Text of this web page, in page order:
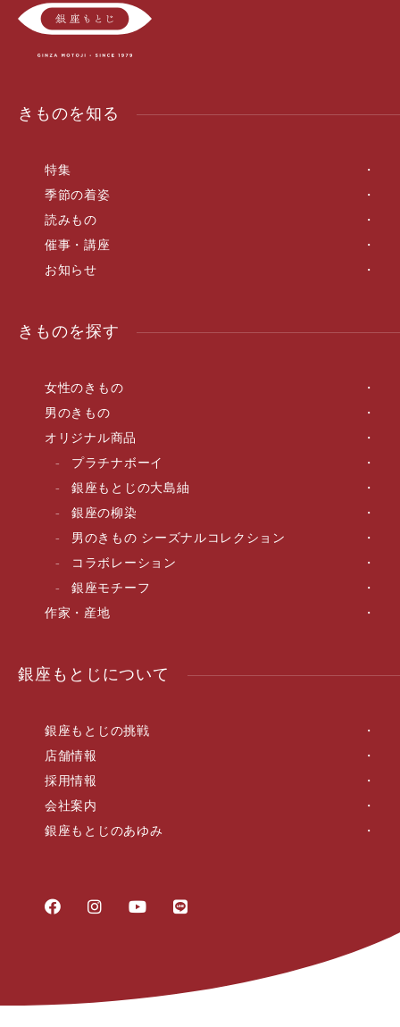
きものを知る
特集
季節の着姿
読みもの
催事・講座
お知らせ
きものを探す
女性のきもの
男のきもの
オリジナル商品
プラチナボーイ
銀座もとじの大島紬
銀座の柳染
男のきもの シーズナルコレクション
コラボレーション
銀座モチーフ
作家・産地
銀座もとじについて
銀座もとじの挑戦
店舗情報
採用情報
会社案内
銀座もとじのあゆみ